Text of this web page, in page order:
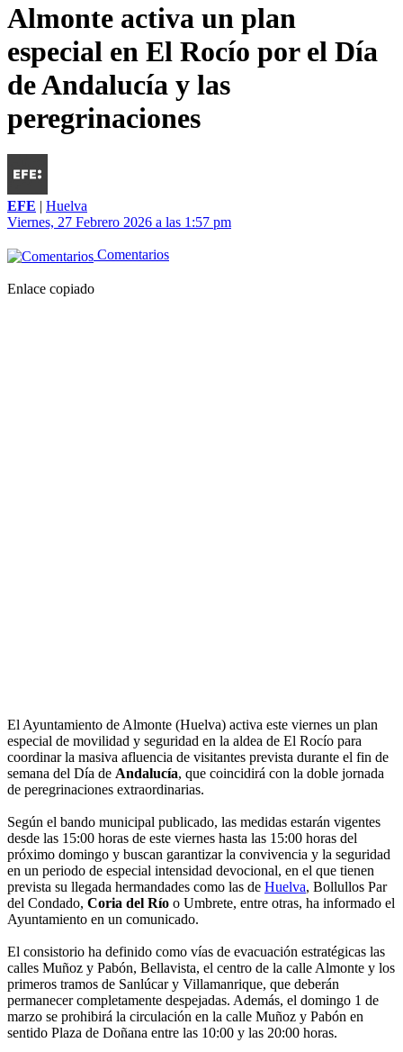
Almonte activa un plan
especial en El Rocío por el Día
de Andalucía y las
peregrinaciones
EFE | Huelva
Viernes, 27 Febrero 2026 a las 1:57 pm
Comentarios
Enlace copiado
El Ayuntamiento de Almonte (Huelva) activa este viernes un plan
especial de movilidad y seguridad en la aldea de El Rocío para
coordinar la masiva afluencia de visitantes prevista durante el fin de
semana del Día de Andalucía, que coincidirá con la doble jornada
de peregrinaciones extraordinarias.
Según el bando municipal publicado, las medidas estarán vigentes
desde las 15:00 horas de este viernes hasta las 15:00 horas del
próximo domingo y buscan garantizar la convivencia y la seguridad
en un periodo de especial intensidad devocional, en el que tienen
prevista su llegada hermandades como las de Huelva, Bollullos Par
del Condado, Coria del Río o Umbrete, entre otras, ha informado el
Ayuntamiento en un comunicado.
El consistorio ha definido como vías de evacuación estratégicas las
calles Muñoz y Pabón, Bellavista, el centro de la calle Almonte y los
primeros tramos de Sanlúcar y Villamanrique, que deberán
permanecer completamente despejadas. Además, el domingo 1 de
marzo se prohibirá la circulación en la calle Muñoz y Pabón en
sentido Plaza de Doñana entre las 10:00 y las 20:00 horas.